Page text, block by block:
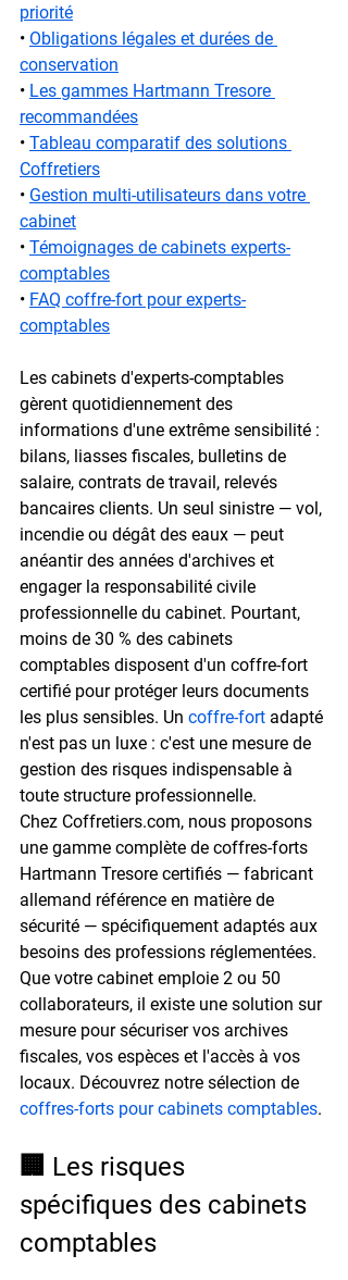
priorité
• Obligations légales et durées de
conservation
• Les gammes Hartmann Tresore
recommandées
• Tableau comparatif des solutions
Coffretiers
• Gestion multi-utilisateurs dans votre
cabinet
• Témoignages de cabinets experts-
comptables
• FAQ coffre-fort pour experts-
comptables
Les cabinets d'experts-comptables
gèrent quotidiennement des
informations d'une extrême sensibilité :
bilans, liasses fiscales, bulletins de
salaire, contrats de travail, relevés
bancaires clients. Un seul sinistre — vol,
incendie ou dégât des eaux — peut
anéantir des années d'archives et
engager la responsabilité civile
professionnelle du cabinet. Pourtant,
moins de 30 % des cabinets
comptables disposent d'un coffre-fort
certifié pour protéger leurs documents
les plus sensibles. Un coffre-fort adapté
n'est pas un luxe : c'est une mesure de
gestion des risques indispensable à
toute structure professionnelle.
Chez Coffretiers.com, nous proposons
une gamme complète de coffres-forts
Hartmann Tresore certifiés — fabricant
allemand référence en matière de
sécurité — spécifiquement adaptés aux
besoins des professions réglementées.
Que votre cabinet emploie 2 ou 50
collaborateurs, il existe une solution sur
mesure pour sécuriser vos archives
fiscales, vos espèces et l'accès à vos
locaux. Découvrez notre sélection de
coffres-forts pour cabinets comptables.
🏢 Les risques
spécifiques des cabinets
comptables